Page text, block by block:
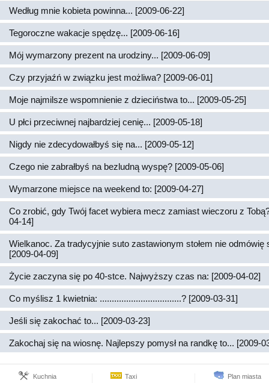
Według mnie kobieta powinna... [2009-06-22]
Tegoroczne wakacje spędzę... [2009-06-16]
Mój wymarzony prezent na urodziny... [2009-06-09]
Czy przyjaźń w związku jest możliwa? [2009-06-01]
Moje najmilsze wspomnienie z dzieciństwa to... [2009-05-25]
U płci przeciwnej najbardziej cenię... [2009-05-18]
Nigdy nie zdecydowałbyś się na... [2009-05-12]
Czego nie zabrałbyś na bezludną wyspę? [2009-05-06]
Wymarzone miejsce na weekend to: [2009-04-27]
Co zrobić, gdy Twój facet wybiera mecz zamiast wieczoru z
04-14]
Wielkanoc. Za tradycyjnie suto zastawionym stołem nie odmówię
[2009-04-09]
Życie zaczyna się po 40-stce. Najwyższy czas na: [2009-04-02]
Co myślisz 1 kwietnia: ..................................? [2009-03-31]
Jeśli się zakochać to... [2009-03-23]
Zakochaj się na wiosnę. Najlepszy pomysł na randkę to... [2009-
Kuchnia
Taxi
Plan miasta